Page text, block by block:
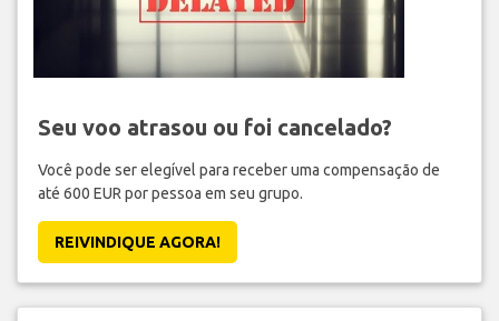
Seu voo atrasou ou foi cancelado?
Você pode ser elegível para receber uma compensação de
até 600 EUR por pessoa em seu grupo.
REIVINDIQUE AGORA!